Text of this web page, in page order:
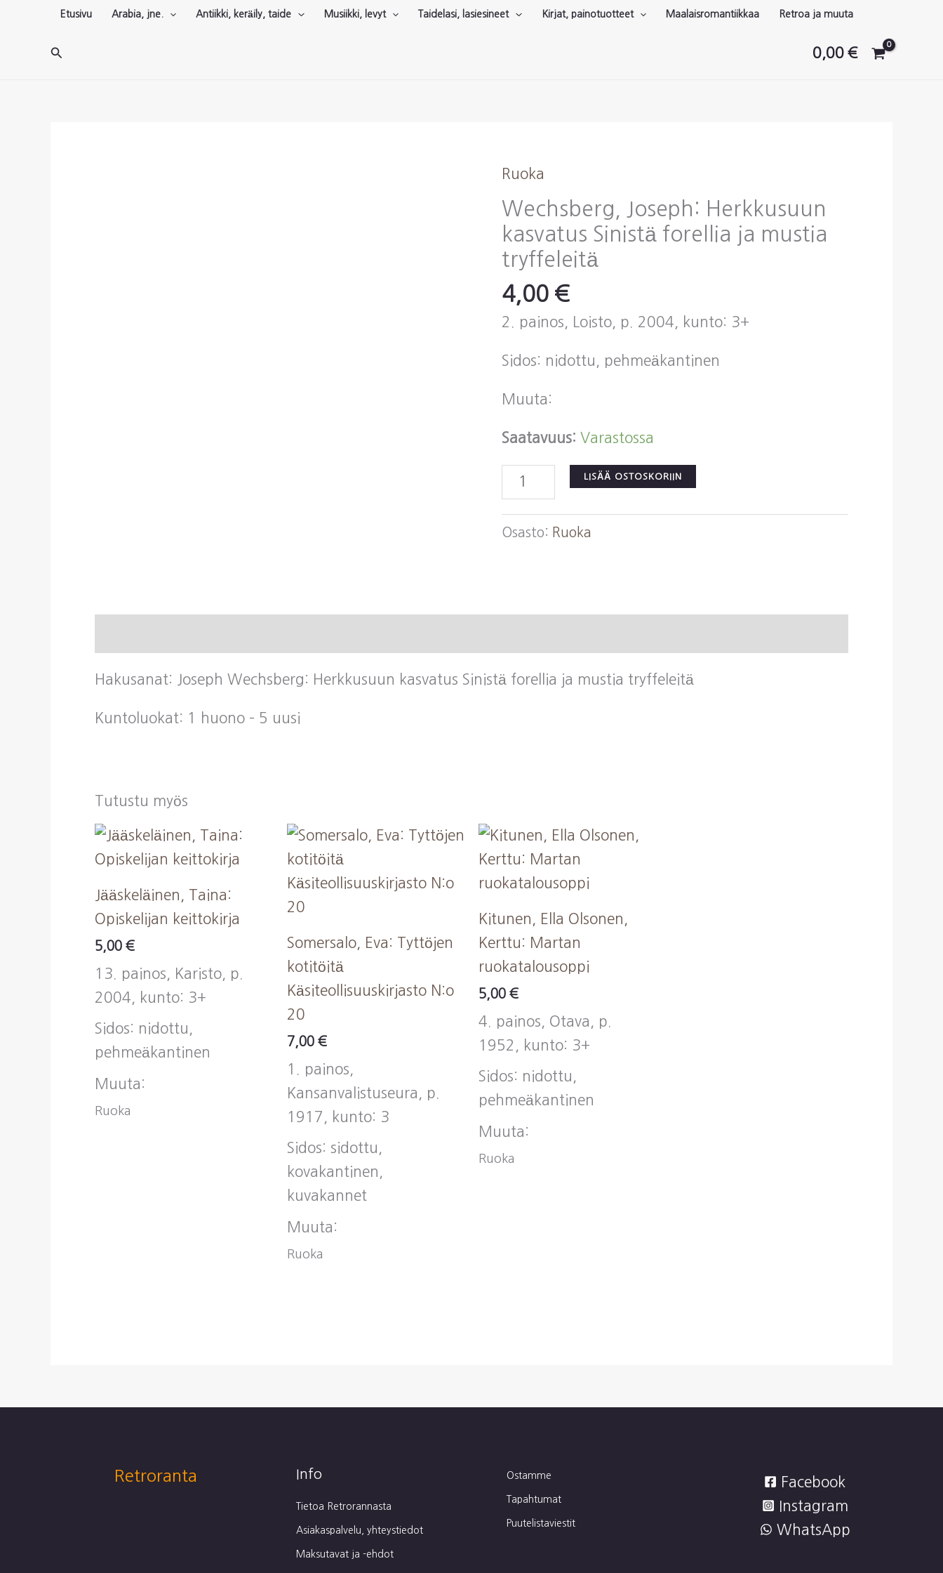
Etusivu Arabia, jne. Antiikki, keräily, taide Musiikki, levyt Taidelasi, lasiesineet Kirjat, painotuotteet Maalaisromantiikkaa Retroa ja muuta
Hae 0,00€
Ruoka
Wechsberg, Joseph: Herkkusuun
kasvatus Sinistä forellia ja mustia
tryffeleitä
4,00 €
2. painos, Loisto, p. 2004, kunto: 3+
Sidos: nidottu, pehmeäkantinen
Muuta:
Saatavuus: Varastossa
Wechsberg,
Joseph:
Herkkusuun
ja
LISÄÄ OSTOSKORIIN
Osasto: Ruoka
Hakusanat: Joseph Wechsberg: Herkkusuun kasvatus Sinistä forellia ja mustia tryffeleitä
Kuntoluokat: 1 huono – 5 uusi
Tutustu myös
Jääskeläinen, Taina:
Opiskelijan keittokirja
5,00 €
13. painos, Karisto, p.
2004, kunto: 3+
Sidos: nidottu,
pehmeäkantinen
Muuta:
Ruoka
Somersalo, Eva: Tyttöjen
kotitöitä
Käsiteollisuuskirjasto N:o
20
7,00 €
1. painos,
Kansanvalistuseura, p.
1917, kunto: 3
Sidos: sidottu,
kovakantinen,
kuvakannet
Muuta:
Ruoka
Kitunen, Ella Olsonen,
Kerttu: Martan
ruokatalousoppi
5,00 €
4. painos, Otava, p.
1952, kunto: 3+
Sidos: nidottu,
pehmeäkantinen
Muuta:
Ruoka
Retroranta Info
Tietoa Retrorannasta
Asiakaspalvelu, yhteystiedot
Maksutavat ja -ehdot
Ostamme
Tapahtumat
Puutelistaviestit
Facebook
Instagram
WhatsApp